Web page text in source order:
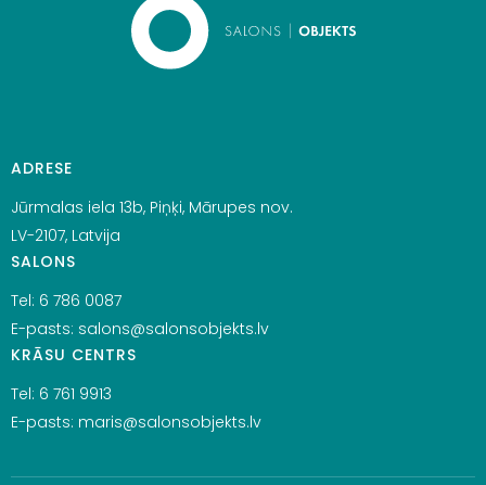
ADRESE
Jūrmalas iela 13b, Piņķi, Mārupes nov.
LV-2107, Latvija
SALONS
Tel: 6 786 0087
E-pasts: salons@salonsobjekts.lv
KRĀSU CENTRS
Tel: 6 761 9913
E-pasts: maris@salonsobjekts.lv